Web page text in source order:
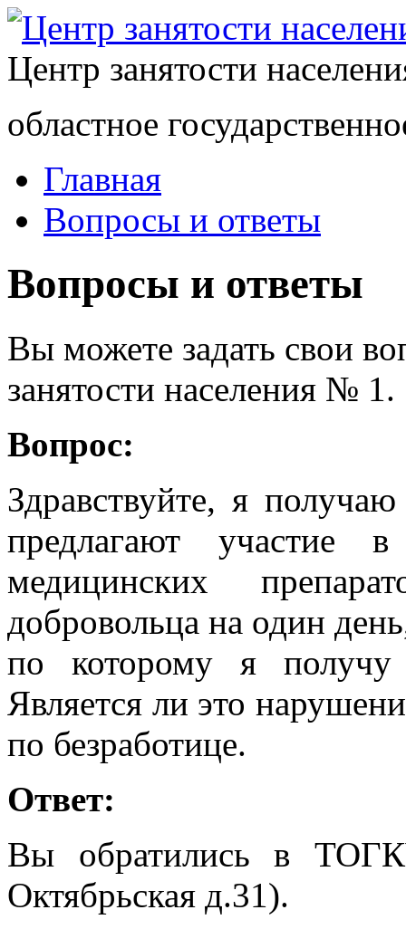
Центр занятости
областное
Главная
Вопросы и ответы
Вопросы и ответы
Вы можете задать свои
занятости населения № 1.
Вопрос:
Здравствуйте, я
предлагают участие в
медицинских
добровольца на один
по которому я получу
Является ли это
по безработице.
Ответ:
Вы обратились в
Октябрьская д.31).